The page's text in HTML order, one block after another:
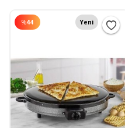
%44 Yeni